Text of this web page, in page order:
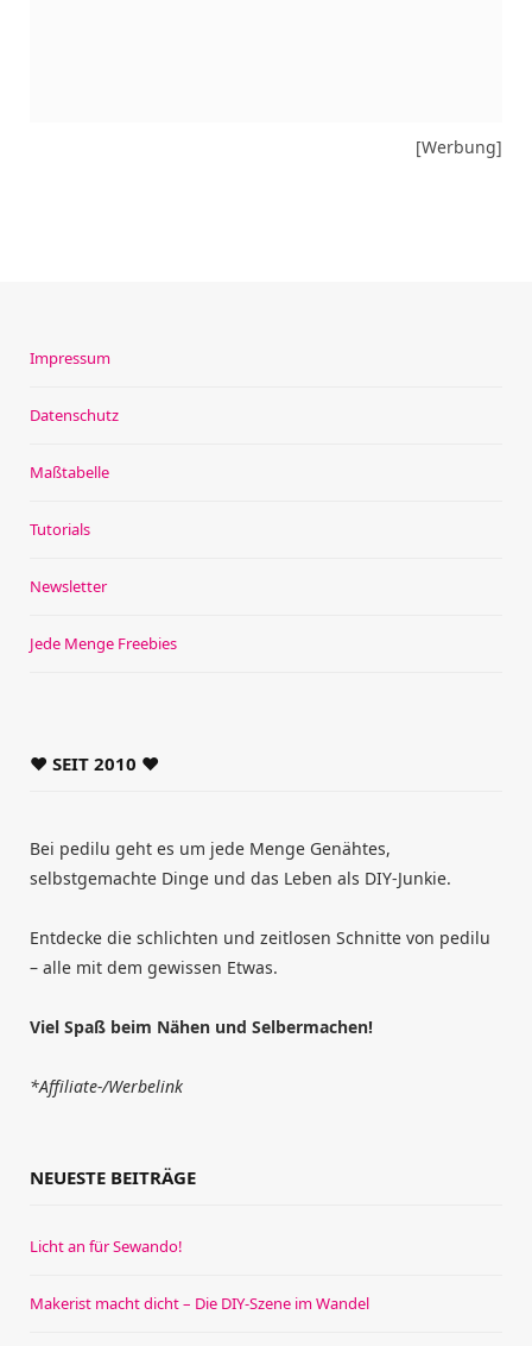
[Werbung]
Impressum
Datenschutz
Maßtabelle
Tutorials
Newsletter
Jede Menge Freebies
♥ SEIT 2010 ♥
Bei pedilu geht es um jede Menge Genähtes,
selbstgemachte Dinge und das Leben als DIY-Junkie.
Entdecke die schlichten und zeitlosen Schnitte von pedilu
– alle mit dem gewissen Etwas.
Viel Spaß beim Nähen und Selbermachen!
*Affiliate-/Werbelink
NEUESTE BEITRÄGE
Licht an für Sewando!
Makerist macht dicht – Die DIY-Szene im Wandel